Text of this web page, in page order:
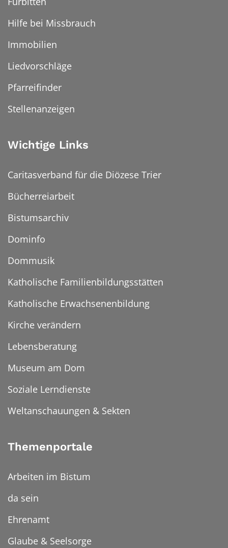
Hilfe bei Missbrauch
Immobilien
Liedvorschläge
Pfarreifinder
Stellenanzeigen
Wichtige Links
Caritasverband für die Diözese Trier
Bücherreiarbeit
Bistumsarchiv
Dominfo
Dommusik
Katholische Familienbildungsstätten
Katholische Erwachsenenbildung
Kirche verändern
Lebensberatung
Museum am Dom
Soziale Lerndienste
Weltanschauungen & Sekten
Themenportale
Arbeiten im Bistum
da sein
Ehrenamt
Glaube & Seelsorge